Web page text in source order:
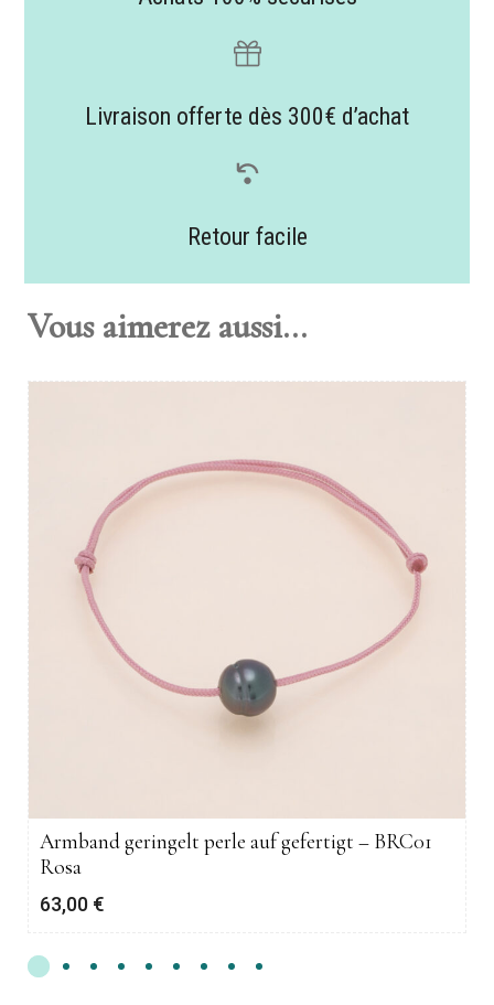
Livraison offerte dès 300€ d’achat
Retour facile
Vous aimerez aussi...
Armband geringelt perle auf gefertigt – BRC01
Rosa
63,00 €